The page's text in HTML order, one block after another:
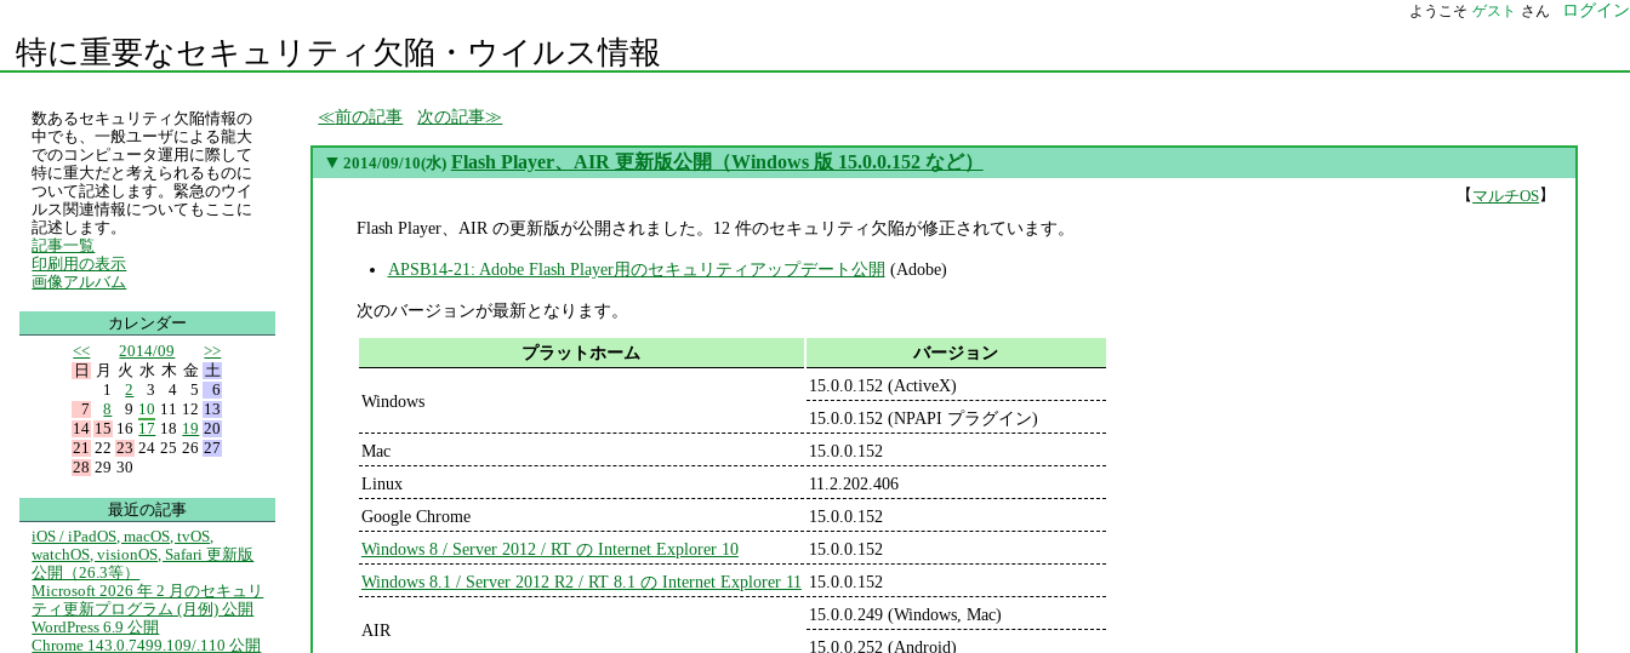
ようこそ ゲスト さん ログイン
特に重要なセキュリティ欠陥・ウイルス情報
前の記事 次の記事
▼ 2014/09/10(水) Flash Player、AIR 更新版公開（Windows 版 15.0.0.152 など）
【マルチOS】
Flash Player、AIR の更新版が公開されました。12 件のセキュリティ欠陥が修正されています。
APSB14-21: Adobe Flash Player用のセキュリティアップデート公開 (Adobe)
次のバージョンが最新となります。
プラットホーム バージョン
Windows
15.0.0.152 (ActiveX)
15.0.0.152 (NPAPI プラグイン)
Mac
15.0.0.152
Linux
11.2.202.406
Google Chrome
15.0.0.152
Windows 8 / Server 2012 / RT の Internet Explorer 10
15.0.0.152
Windows 8.1 / Server 2012 R2 / RT 8.1 の Internet Explorer 11 15.0.0.152
AIR
15.0.0.249 (Windows, Mac)
15.0.0.252 (Android)
数あるセキュリティ欠陥情報の
中でも、一般ユーザによる龍大
でのコンピュータ運用に際して
特に重大だと考えられるものに
ついて記述します。緊急のウイ
ルス関連情報についてもここに
記述します。
記事一覧
印刷用の表示
画像アルバム
カレンダー
<<
2014/09
>>
日
月 火 水 木 金 土
1
2 3 4 5
6
7
8 9 10 11 12 13
14 15 16 17 18 19 20
21 22 23 24 25 26 27
28 29 30
最近の記事
iOS / iPadOS, macOS, tvOS,
watchOS, visionOS, Safari 更新版
公開（26.3等）
Microsoft 2026 年 2 月のセキュリ
ティ更新プログラム (月例) 公開
WordPress 6.9 公開
Chrome 143.0.7499.109/.110 公開